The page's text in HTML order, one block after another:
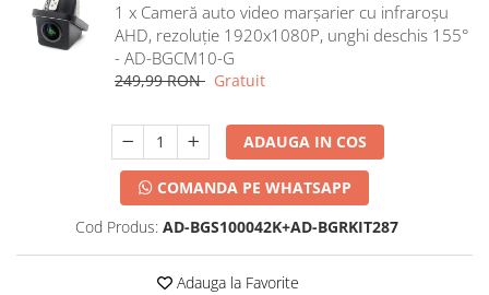
1 x Cameră auto video marșarier cu infraroșu
AHD, rezoluție 1920x1080P, unghi deschis 155°
- AD-BGCM10-G
249,99 RON Gratuit
ADAUGA IN COS
COMANDA PE WHATSAPP
Cod Produs: AD-BGS100042K+AD-BGRKIT287
Adauga la Favorite